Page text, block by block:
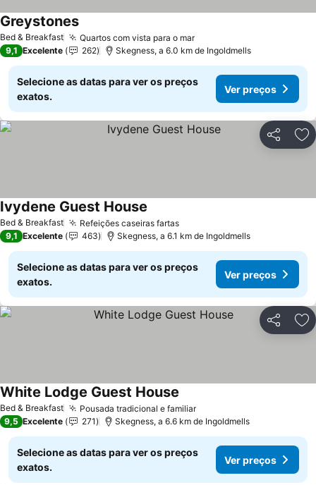
Bed & Breakfast Quartos com vista para o marVer preços
GreystonesVer preços
9,1 Excelente 262 Skegness, a 6.0 km de Ingoldmells
Selecione as datas para ver os preços
exatos.
Ver preços
Partilhar
Bed & Breakfast Refeições caseiras fartasVer preços
Ivydene Guest House
9,1 Excelente 463 Skegness, a 6.1 km de Ingoldmells
Selecione as datas para ver os preços
exatos.
Ver preços
Partilhar
Bed & Breakfast Pousada tradicional e familiarVer preços
White Lodge Guest House
9,5 Excelente 271 Skegness, a 6.6 km de Ingoldmells
Selecione as datas para ver os preços
exatos.
Ver preços